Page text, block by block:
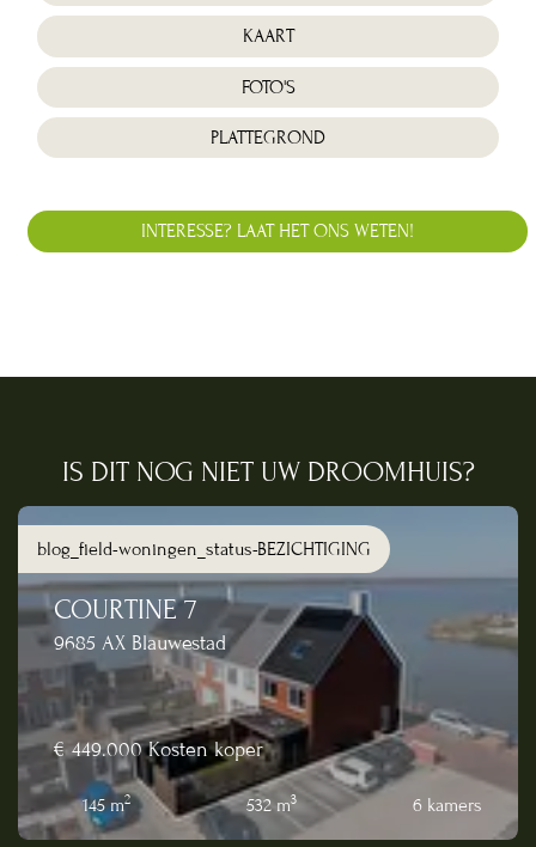
KAART
FOTO'S
PLATTEGROND
INTERESSE? LAAT HET ONS WETEN!
IS DIT NOG NIET UW DROOMHUIS?
blog_field-woningen_status-BEZICHTIGING
COURTINE 7
9685 AX Blauwestad
€ 449.000Kosten koper
145 m2 532 m3 6 kamers